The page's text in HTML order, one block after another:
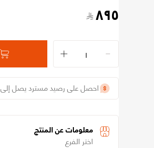
٨٩٥
احصل على رصيد مسترد يصل إلى
معلومات عن المنتج
اختر الفرع